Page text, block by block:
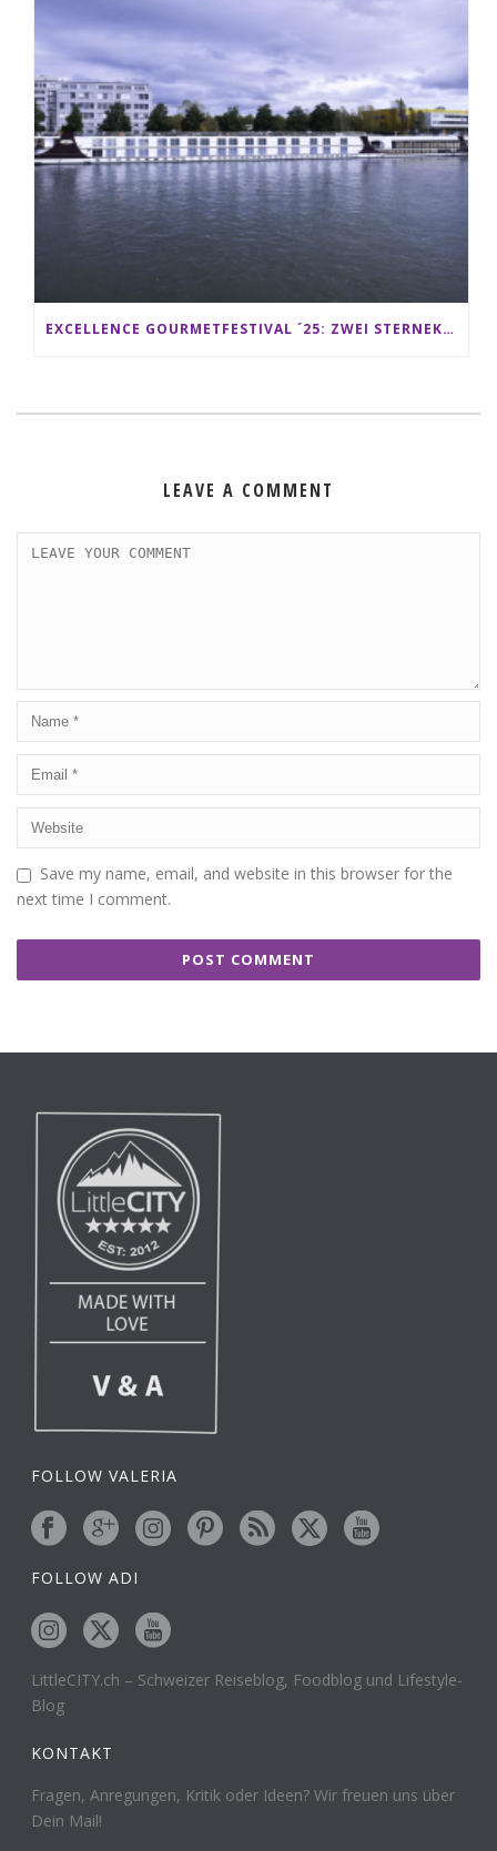
EXCELLENCE GOURMETFESTIVAL ´25: ZWEI STERNEKÖCHE ANTONIO GUIDA & DARIO MORESCO VERWÖHNEN IHRE GÄSTE AUF EINER LUXERIÖSEN SCHIFFSREISE
LEAVE A COMMENT
Save my name, email, and website in this browser for the
next time I comment.
FOLLOW VALERIA
FOLLOW ADI
LittleCITY.ch – Schweizer Reiseblog, Foodblog und Lifestyle-
Blog
KONTAKT
Fragen, Anregungen, Kritik oder Ideen? Wir freuen uns über
Dein Mail!